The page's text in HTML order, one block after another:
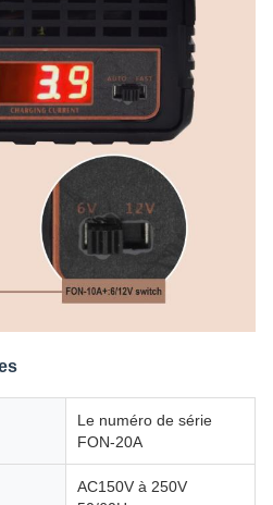
Le numéro de série
FON-20A
AC150V à 250V